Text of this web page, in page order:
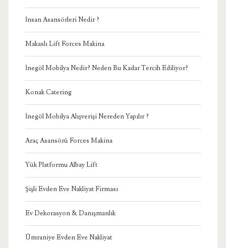
İnsan Asansörleri Nedir ?
Makaslı Lift Forces Makina
İnegöl Mobilya Nedir? Neden Bu Kadar Tercih Ediliyor?
Konak Catering
İnegöl Mobilya Alışverişi Nereden Yapılır ?
Araç Asansörü Forces Makina
Yük Platformu Albay Lift
Şişli Evden Eve Nakliyat Firması
Ev Dekorasyon & Danışmanlık
Ümraniye Evden Eve Nakliyat